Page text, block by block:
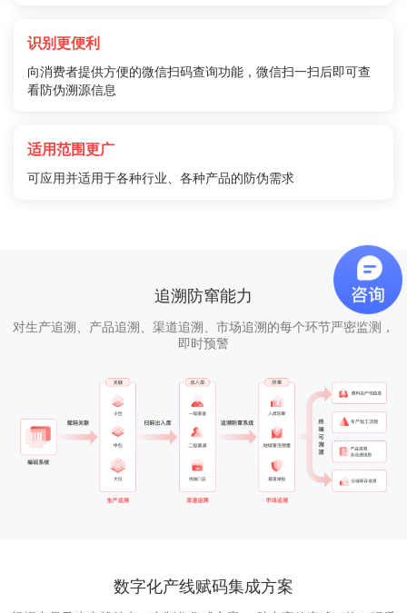
识别更便利
向消费者提供方便的微信扫码查询功能，微信扫一扫后即可查
看防伪溯源信息
适用范围更广
可应用并适用于各种行业、各种产品的防伪需求
追溯防窜能力
对生产追溯、产品追溯、渠道追溯、市场追溯的每个环节严密监测，
即时预警
数字化产线赋码集成方案